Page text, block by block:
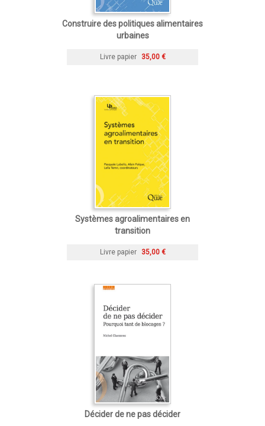
Construire des politiques alimentaires
urbaines
Livre papier 35,00 €
Systèmes agroalimentaires en
transition
Livre papier 35,00 €
Décider de ne pas décider